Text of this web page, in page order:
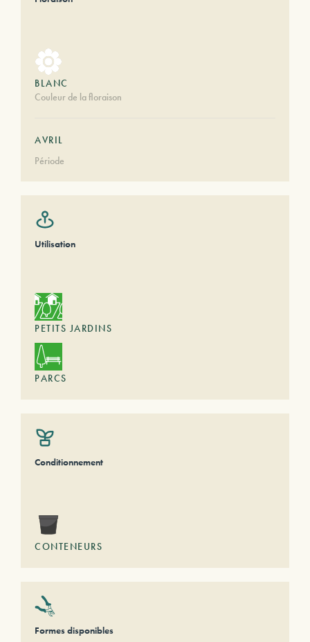
BLANC
Couleur de la floraison
AVRIL
Période
Utilisation
PETITS JARDINS
PARCS
Conditionnement
CONTENEURS
Formes disponibles